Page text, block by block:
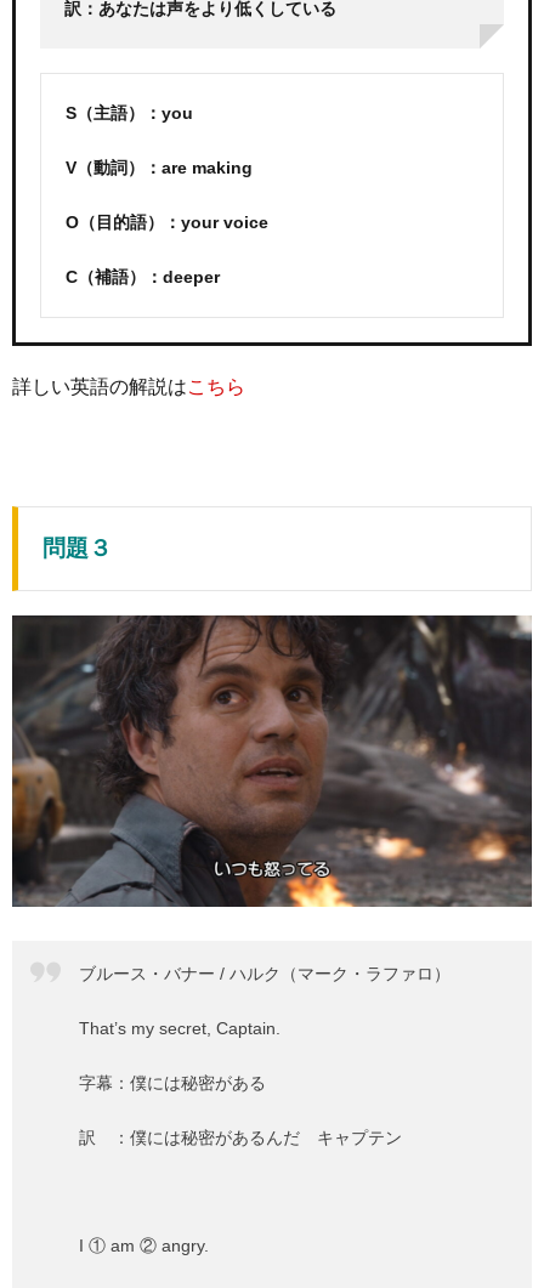
訳：あなたは声をより低くしている
S（主語）：you
V（動詞）：are making
O（目的語）：your voice
C（補語）：deeper
詳しい英語の解説はこちら
問題３
ブルース・バナー / ハルク（マーク・ラファロ）
That’s my secret, Captain.
字幕：僕には秘密がある
訳 ：僕には秘密があるんだ キャプテン
I ① am ② angry.